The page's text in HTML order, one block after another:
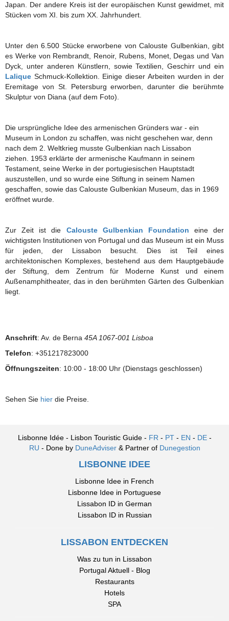
Japan. Der andere Kreis ist der europäischen Kunst gewidmet, mit
Stücken vom XI. bis zum XX. Jahrhundert.
Unter den 6.500 Stücke erworbene von Calouste Gulbenkian, gibt
es Werke von Rembrandt, Renoir, Rubens, Monet, Degas und Van
Dyck, unter anderen Künstlern, sowie Textilien, Geschirr und ein
Lalique Schmuck-Kollektion. Einige dieser Arbeiten wurden in der
Eremitage von St. Petersburg erworben, darunter die berühmte
Skulptur von Diana (auf dem Foto).
Die ursprüngliche Idee des armenischen Gründers war - ein
Museum in London zu schaffen, was nicht geschehen war, denn
nach dem 2. Weltkrieg musste Gulbenkian nach Lissabon
ziehen. 1953 erklärte der armenische Kaufmann in seinem
Testament, seine Werke in der portugiesischen Hauptstadt
auszustellen, und so wurde eine Stiftung in seinem Namen
geschaffen, sowie das Calouste Gulbenkian Museum, das in 1969
eröffnet wurde.
Zur Zeit ist die Calouste Gulbenkian Foundation eine der
wichtigsten Institutionen von Portugal und das Museum ist ein Muss
für jeden, der Lissabon besucht. Dies ist Teil eines
architektonischen Komplexes, bestehend aus dem Hauptgebäude
der Stiftung, dem Zentrum für Moderne Kunst und einem
Außenamphitheater, das in den berühmten Gärten des Gulbenkian
liegt.
Anschrift: Av. de Berna 45A 1067-001 Lisboa
Telefon: +351217823000
Öffnungszeiten: 10:00 - 18:00 Uhr (Dienstags geschlossen)
Sehen Sie hier die Preise.
Lisbonne Idée - Lisbon Touristic Guide - FR- PT- EN - DE-
RU - Done by DuneAdviser& Partner of Dunegestion
LISBONNE IDEE
Lisbonne Idee in French
Lisbonne Idee in Portuguese
Lissabon ID in German
Lissabon ID in Russian
LISSABON ENTDECKEN
Was zu tun in Lissabon
Portugal Aktuell - Blog
Restaurants
Hotels
SPA